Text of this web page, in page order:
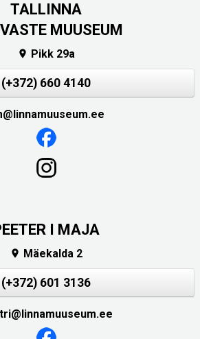
TALLINNA
MUUSEUM
 Pikk 29a
(+372) 660 4140
I MAJA
 Mäekalda 2
(+372) 601 3136